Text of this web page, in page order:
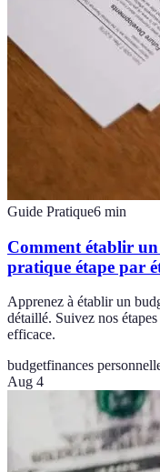
Guide Pratique6 min
Comment établir
pratique étape par
Apprenez à établir un
détaillé. Suivez nos
efficace.
budgetfinances
Aug 4